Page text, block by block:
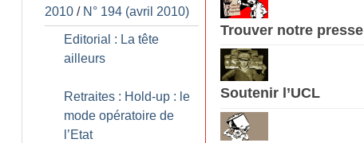
2010 / N° 194 (avril 2010)
Editorial : La tête
ailleurs
Retraites : Hold-up : le
mode opératoire de
l’Etat
Trouver notre presse
Soutenir l’UCL